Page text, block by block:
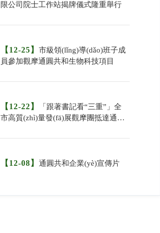
限公司院士工作站揭牌儀式隆重舉行
【12-25】 市級領(lǐng)導(dǎo)班子成
員參加觀摩通圓共和生物科技項目
【12-22】
「跟著書記看“三重”」全
市高質(zhì)量發(fā)展觀摩團抵達通圓
【12-08】 通圓共和企業(yè)宣傳片